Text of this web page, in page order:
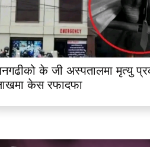
के जी अस्पतालमा मृत्यु
केस रफादफा